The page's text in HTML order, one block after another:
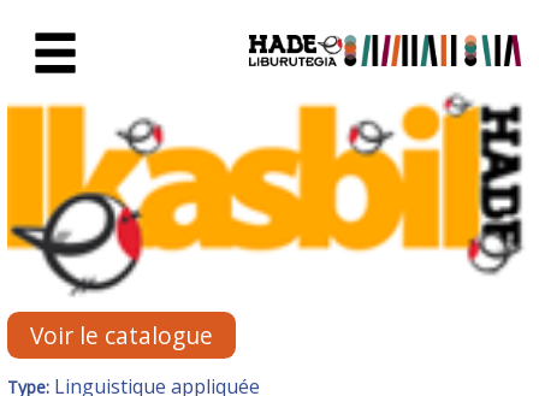
Fiche de Nouveaux Livres -
Voir le catalogue
Type: Linguistique appliquée